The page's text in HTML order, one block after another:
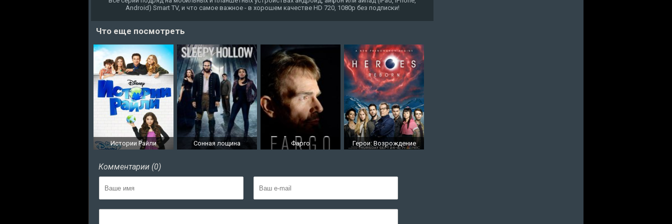
Android) Smart TV, и что самое важное - в хорошем качестве HD 720, 1080p без подписки!
Что еще посмотреть
Истории Райли Сонная лощина Фарго Герои: Возрождение
Комментарии (0)